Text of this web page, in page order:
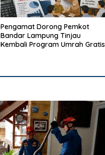
Pengamat Dorong Pemkot
Bandar Lampung Tinjau
Kembali Program Umrah Gratis